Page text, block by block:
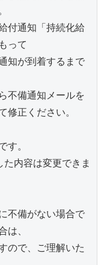
付通知「持続化給
って
知が到着するまで
不備通知メールを
修正ください。
す。
内容は変更できま
不備がない場合で
は、
ので、ご理解いた